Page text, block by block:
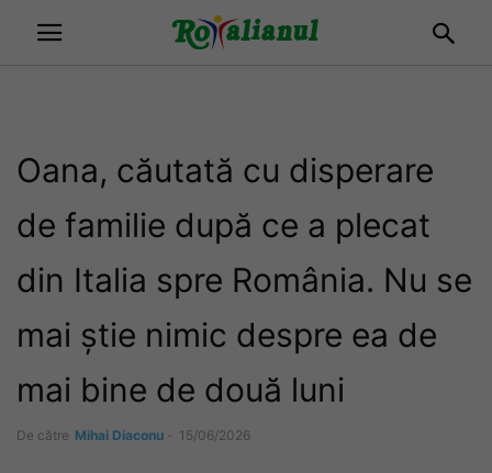
Oana, căutată cu disperare
de familie după ce a plecat
din Italia spre România. Nu se
mai știe nimic despre ea de
mai bine de două luni
De către Mihai Diaconu - 15/06/2026